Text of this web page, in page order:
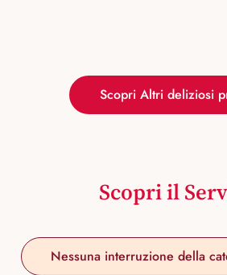
Scopri Altri deliziosi
Scopri il
Nessuna interruzione della